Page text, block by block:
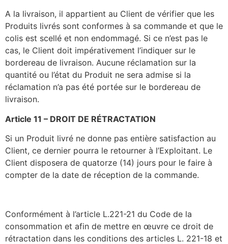
A la livraison, il appartient au Client de vérifier que les
Produits livrés sont conformes à sa commande et que le
colis est scellé et non endommagé. Si ce n’est pas le
cas, le Client doit impérativement l’indiquer sur le
bordereau de livraison. Aucune réclamation sur la
quantité ou l’état du Produit ne sera admise si la
réclamation n’a pas été portée sur le bordereau de
livraison.
Article 11 – DROIT DE RÉTRACTATION
Si un Produit livré ne donne pas entière satisfaction au
Client, ce dernier pourra le retourner à l’Exploitant. Le
Client disposera de quatorze (14) jours pour le faire à
compter de la date de réception de la commande.
Conformément à l’article L.221-21 du Code de la
consommation et afin de mettre en œuvre ce droit de
rétractation dans les conditions des articles L. 221-18 et